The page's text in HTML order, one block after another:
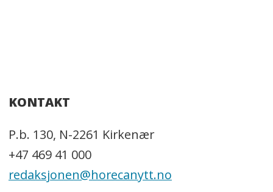
KONTAKT
P.b. 130, N-2261 Kirkenær
+47 469 41 000
redaksjonen@horecanytt.no